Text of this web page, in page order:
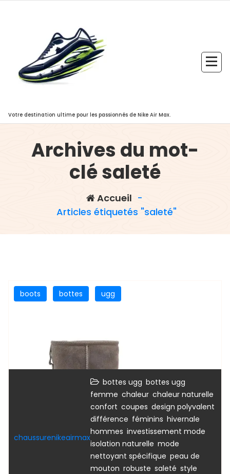
Votre destination ultime pour les passionnés de Nike Air Max.
Archives du mot-
clé saleté
Accueil -
Articles étiquetés "saleté"
boots bottes ugg
chaussurenikeairmax
bottes ugg bottes ugg
femme chaleur chaleur naturelle
confort coupes design polyvalent
différence féminins hivernale
hommes investissement mode
isolation naturelle mode
nettoyant spécifique peau de
mouton robuste saleté style